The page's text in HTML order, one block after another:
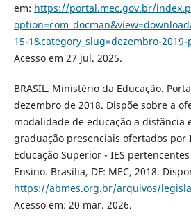
em: https://portal.mec.gov.br/
15-1&category_slug=dezembro-
Acesso em 27 jul. 2025.
BRASIL. Ministério da Educação.
dezembro de 2018. Dispõe sobre a
modalidade de educação a distância
graduação presenciais ofertados por
Educação Superior - IES
Ensino. Brasília, DF: MEC, 2018.
https://abmes.org.br/arquivos/
Acesso em: 20 mar. 2026.